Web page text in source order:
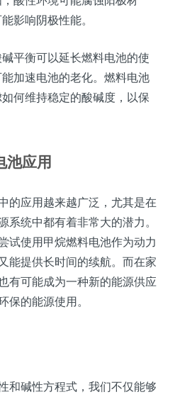
影响阴极性能。
碱平衡可以延长燃料电池的使
加速电池的老化。燃料电池
何维持稳定的酸碱度，以保
池应用
的应用越来越广泛，尤其是在
系统中都有着非常大的潜力。
试使用甲烷燃料电池作为动力
能提供长时间的续航。而在家
有可能成为一种新的能源供应
保的能源使用。
和碱性方程式，我们不仅能够